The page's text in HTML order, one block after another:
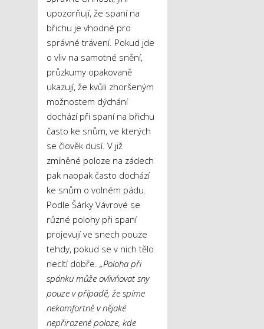
upozorňují, že spaní na
břichu je vhodné pro
správné trávení. Pokud jde
o vliv na samotné snění,
průzkumy opakovaně
ukazují, že kvůli zhoršeným
možnostem dýchání
dochází při spaní na břichu
často ke snům, ve kterých
se člověk dusí. V již
zmíněné poloze na zádech
pak naopak často dochází
ke snům o volném pádu.
Podle Šárky Vávrové se
různé polohy při spaní
projevují ve snech pouze
tehdy, pokud se v nich tělo
necítí dobře. „Poloha při
spánku může ovlivňovat sny
pouze v případě, že spíme
nekomfortně v nějaké
nepřirozené poloze, kde